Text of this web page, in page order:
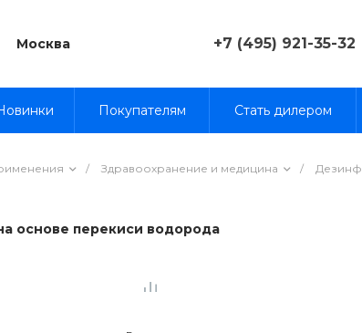
Москва +7 (495) 921-35-32
8 (800) 333-35-32
Покупателям Стать дилером
/ Здравоохранение и медицина /
основе перекиси водорода